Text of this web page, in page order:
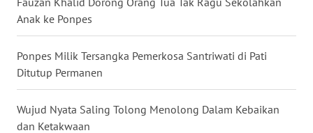
Anak ke Ponpes
Ponpes Milik Tersangka Pemerkosa Santriwati di Pati
Ditutup Permanen
Wujud Nyata Saling Tolong Menolong Dalam Kebaikan
dan Ketakwaan
WN
RIAU
WN
SERAMBI
WN